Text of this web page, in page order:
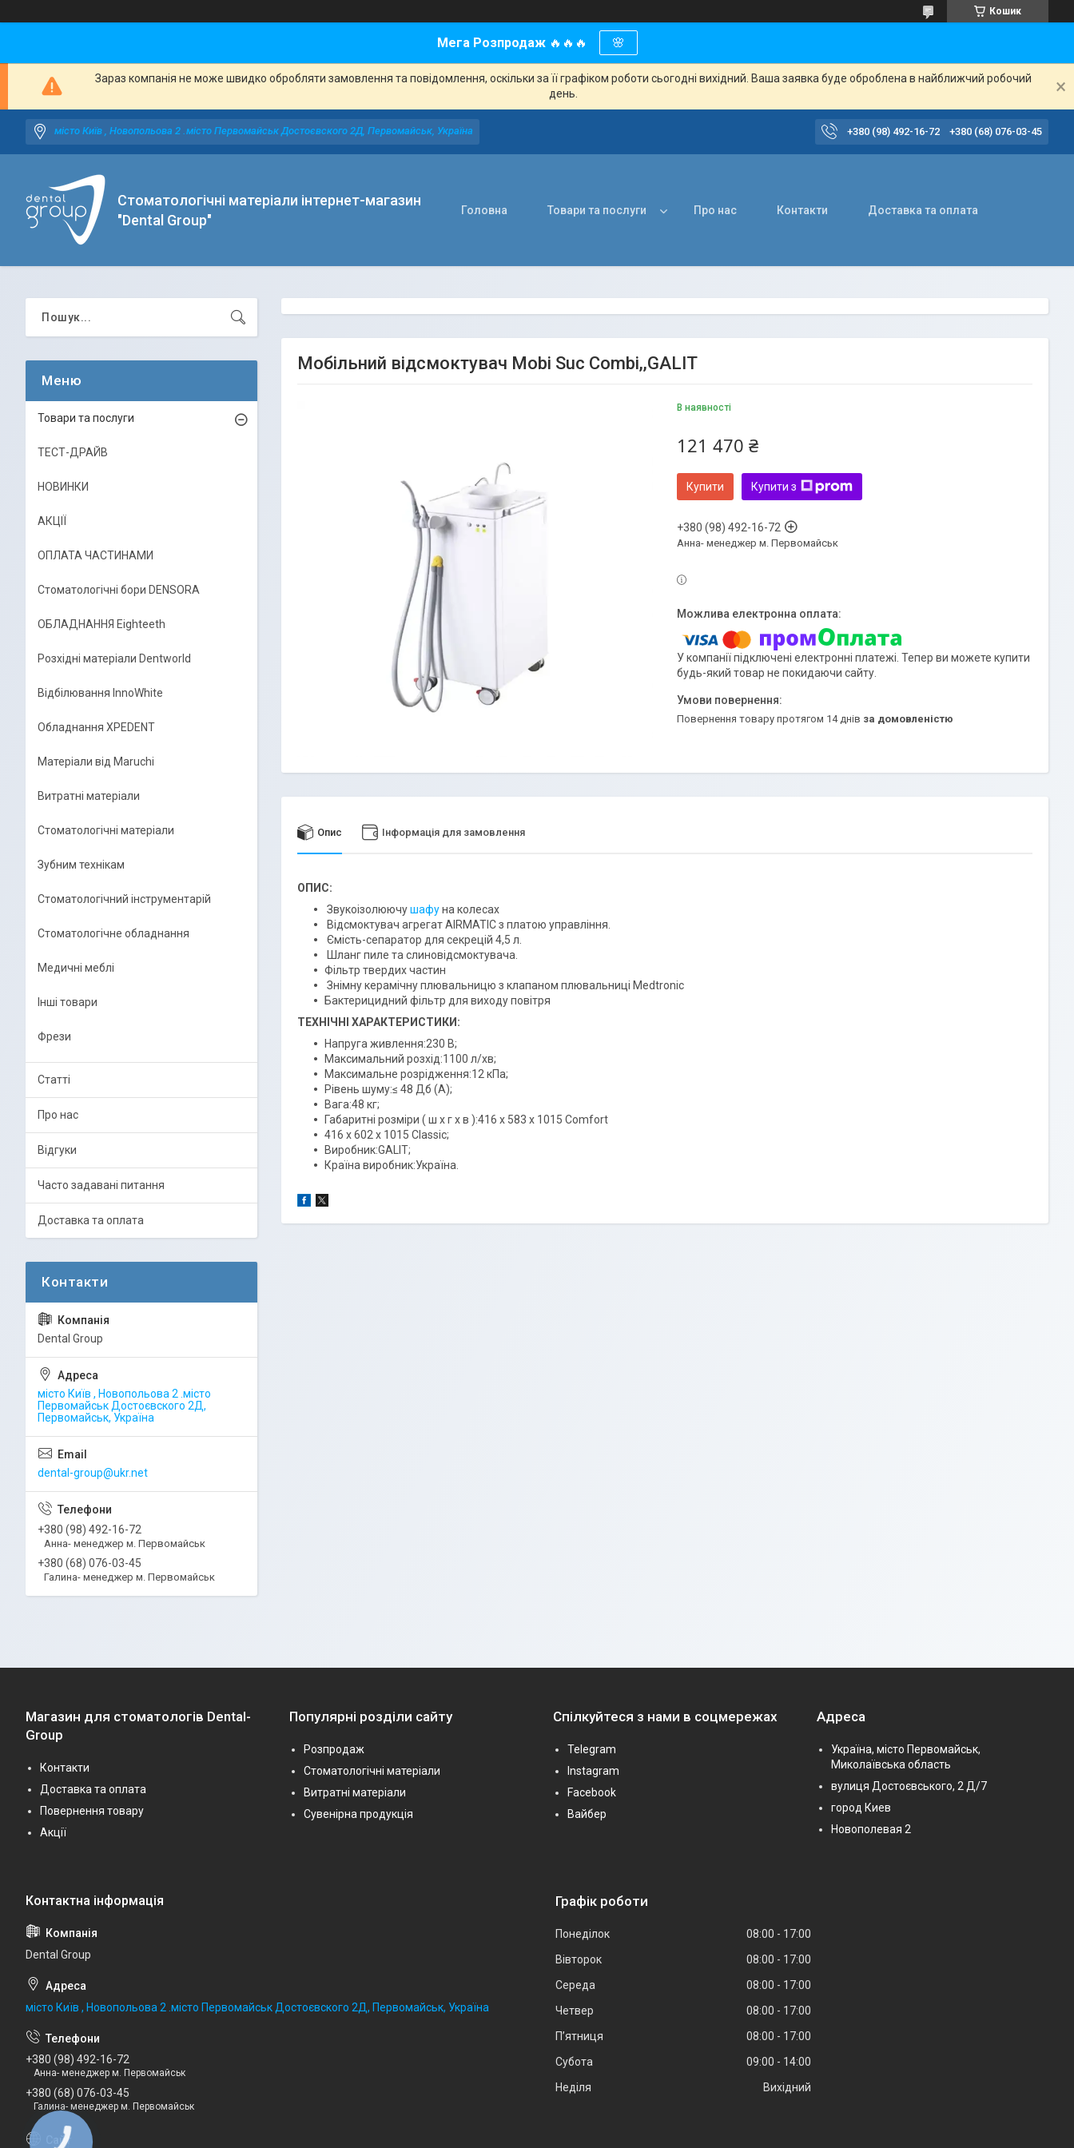
Кошик
Мега Розпродаж 🔥🔥🔥 🌸
Зараз компанія не може швидко обробляти замовлення та повідомлення, оскільки за її графіком роботи сьогодні вихідний. Ваша заявка буде оброблена в найближчий робочий
день.
місто Київ , Новопольова 2 .місто Первомайськ Достоєвского 2Д, Первомайськ, Україна +380 (98) 492-16-72 +380 (68) 076-03-45
Стоматологічні матеріали інтернет-магазин
"Dental Group"
Головна Товари та послуги Про нас Контакти Доставка та оплата
Мобільний відсмоктувач Mobi Suc Combi,,GALIT
В наявності
121 470 ₴
Купити Купити з
+380 (98) 492-16-72
Анна- менеджер м. Первомайськ
У компанії підключені електронні платежі. Тепер ви можете купити
будь-який товар не покидаючи сайту.
повернення товару протягом 14 днів за домовленістю
Опис Інформація для замовлення
ОПИС:
Звукоізолюючушафуна колесах
Відсмоктувач агрегат AIRMATIC з платою управління.
Ємість-сепаратор для секрецій 4,5 л.
Шланг пиле та слиновідсмоктувача.
Фільтр твердих частин
Знімну керамічну плювальницю з клапаном плювальниці Medtronic
Бактерицидний фільтр для виходу повітря
ТЕХНІЧНІ ХАРАКТЕРИСТИКИ:
Напруга живлення:230 В;
Максимальний розхід:1100 л/хв;
Максимальне розрідження:12 кПа;
Рівень шуму:≤ 48 Дб (А);
Вага:48 кг;
Габаритні розміри ( ш х г х в ):416 х 583 х 1015 Comfort
416 x 602 x 1015 Classic;
Виробник:GALIT;
Країна виробник:Україна.
Товари та послуги
ТЕСТ-ДРАЙВ
НОВИНКИ
АКЦІЇ
ОПЛАТА ЧАСТИНАМИ
Стоматологічні бори DENSORA
ОБЛАДНАННЯ Eighteeth
Розхідні матеріали Dentworld
Відбілювання InnoWhite
Обладнання XPEDENT
Матеріали від Maruchi
Витратні матеріали
Стоматологічні матеріали
Зубним технікам
Стоматологічний інструментарій
Стоматологічне обладнання
Медичні меблі
Інші товари
Фрези
Статті
Про нас
Відгуки
Часто задавані питання
Доставка та оплата
Dental Group
місто Київ , Новопольова 2 .місто
Первомайськ Достоєвского 2Д,
Первомайськ, Україна
dental-group@ukr.net
+380 (98) 492-16-72
Анна- менеджер м. Первомайськ
+380 (68) 076-03-45
Галина- менеджер м. Первомайськ
Магазин для стоматологів Dental-
Group
Контакти
Доставка та оплата
Повернення товару
Акції
Популярні розділи сайту
Розпродаж
Стоматологічні матеріали
Витратні матеріали
Сувенірна продукція
Спілкуйтеся з нами в соцмережах
Telegram
Instagram
Facebook
Вайбер
Адреса
Україна, місто Первомайськ,
Миколаївська область
вулиця Достоєвського, 2 Д/7
город Киев
Новополевая 2
Dental Group
місто Київ , Новопольова 2 .місто Первомайськ Достоєвского 2Д, Первомайськ, Україна
+380 (98) 492-16-72
Анна- менеджер м. Первомайськ
+380 (68) 076-03-45
Галина- менеджер м. Первомайськ
Графік роботи
Понеділок 08:00
17:00
Вівторок
08:00
17:00
Середа
08:00
17:00
Четвер
08:00
17:00
Пʼятниця
08:00
17:00
Субота
09:00
14:00
Неділя
Вихідний